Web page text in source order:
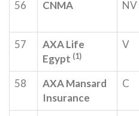
56 CNMA NV
57
AXA Life
Egypt (1)
V
58
AXA Mansard
Insurance
C